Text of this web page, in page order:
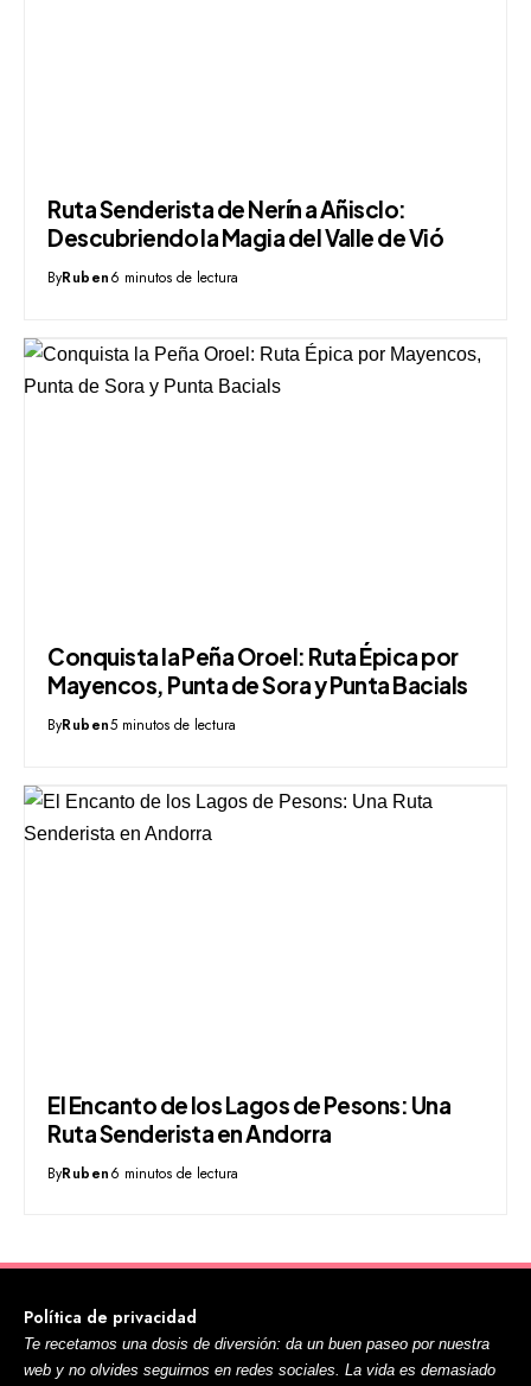
Ruta Senderista de Nerín a Añisclo:
Descubriendo la Magia del Valle de Vió
ByRuben6 minutos de lectura
Conquista la Peña Oroel: Ruta Épica por
Mayencos, Punta de Sora y Punta Bacials
ByRuben5 minutos de lectura
El Encanto de los Lagos de Pesons: Una
Ruta Senderista en Andorra
ByRuben6 minutos de lectura
Política de privacidad
Te recetamos una dosis de diversión: da un buen paseo por nuestra
web y no olvides seguirnos en redes sociales. La vida es demasiado